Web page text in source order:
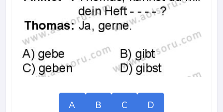
A B C D